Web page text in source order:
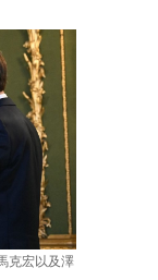
克宏以及澤